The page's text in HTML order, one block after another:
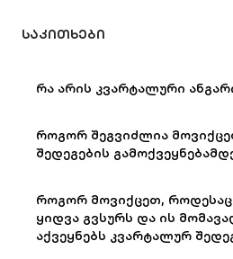
ᲡᲐᲙᲘᲗᲮᲔᲑᲘ
რა არის კვარტალური
როგორ შეგვიძლია
შედეგების
როგორ მოვიქცეთ, როდესაც
ყიდვა გვსურს და ის
აქვეყნებს კვარტალურ